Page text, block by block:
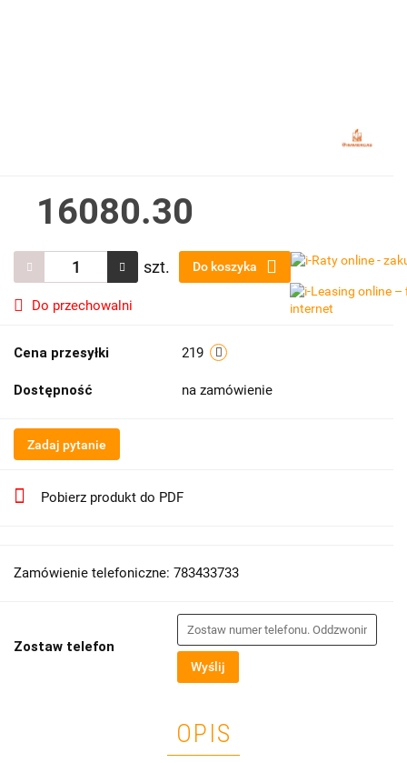
16080.30
szt. Do koszyka
Do przechowalni
Cena przesyłki 219
Dostępność na zamówienie
Zadaj pytanie
Pobierz produkt do PDF
Zamówienie telefoniczne: 783433733
Zostaw telefon
Wyślij
OPIS